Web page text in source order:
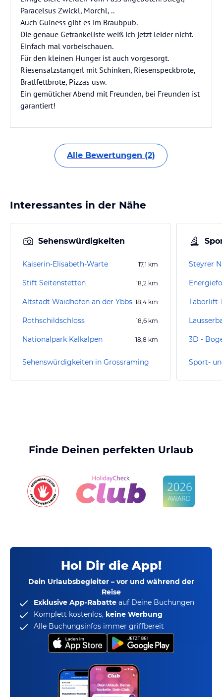
Paracelsus Zwickl, Morchl, ..
Auch Guiness gibt es im Braubpub.
Die genaue Getränkeliste weiß ich jetzt leider nicht.
Einfach mal vorbeischauen.
Für den kleinen Hunger ist auch vorgesorgt.
Riesensalzstangerl mit Schinken, Riesenspeckbrote,
Bratlfettbrote, Pizzas usw.
Ein gemüticher Abend mit Freunden, bei Freunden ist
garantiert!
Alle Bewertungen (2)
Interessantes in der Nähe
Sehenswürdigkeiten
Kaiserin-Elisabeth-Warte 17,1 km
Stift Seitenstetten 18,2 km
Altstadt Waidhofen an der Ybbs 18,4 km
Rothschildschloss 18,6 km
Nationalpark Kalkalpen 18,8 km
Sehenswürdigkeiten in Grossraming
Taborlift
Finde Deinen perfekten Urlaub
Hol Dir die App!
Dein Urlaubsbegleiter – vor und während der
Reise
Exklusive App-Rabatte auf Deine Buchungen
Komplett kostenlos, keine Werbung
Alle Buchungsinfos immer griffbereit